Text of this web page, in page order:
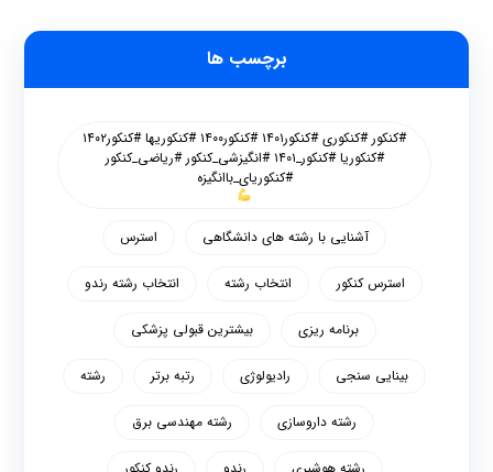
برچسب ها
#کنکور #کنکوری #کنکور۱۴۰۱ #کنکور۱۴۰۰ #کنکوریها #کنکور۱۴۰۲
#کنکوریا #کنکور_۱۴۰۱ #انگیزشی_کنکور #ریاضی_کنکور
#کنکوریای_باانگیزه
آشنایی با رشته های دانشگاهی استرس
استرس کنکور انتخاب رشته انتخاب رشته رندو
برنامه ریزی بیشترین قبولی پزشکی
بینایی سنجی رادیولوژی رتبه برتر رشته
رشته داروسازی رشته مهندسی برق